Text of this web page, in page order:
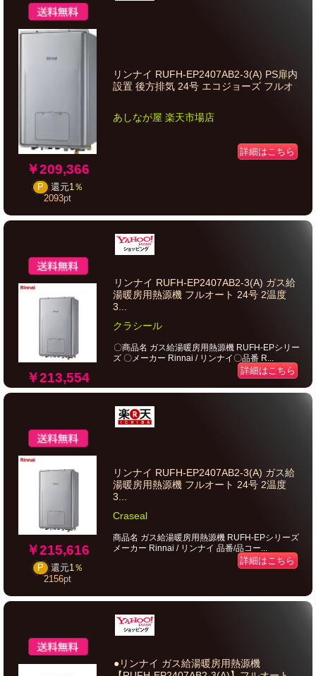
￥209,366
P 還元1％
2093pt
リンナイ RUFH-EP2407AB2-3(A) PS扉内
設置 後方排気 24号 エコジョーズ フルオ
あしなが屋 楽天市場店
詳細はこちら
￥213,554
リンナイ RUFH-EP2407AB2-3(A) ガス給
湯暖房用熱源機 フルオート 24号 2温度
3...
クラシール
〇商品名 ガス給湯暖房用熱源機 RUFH-EPシリー
ズ 〇メーカー Rinnai / リンナイ〇品番 R...
詳細はこちら
￥215,616
P 還元1％
2156pt
リンナイ RUFH-EP2407AB2-3(A) ガス給
湯暖房用熱源機 フルオート 24号 2温度
3...
Craseal
商品名 ガス給湯暖房用熱源機 RUFH-EPシリーズ
メーカー Rinnai / リンナイ 品番/品コー...
詳細はこちら
●リンナイ ガス給湯暖房用熱源機